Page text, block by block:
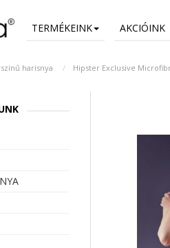
TERMÉKEINK AKCIÓINK
harisnya Hipster Exclusive